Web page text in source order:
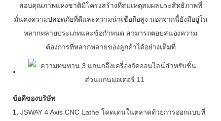
สอบคุณภาพแห่งชาติมีโครงสร้างที่สมเหตุสมผลประสิทธิภาพที่
มั่นคงความปลอดภัยที่ดีและความน่าเชื่อถือสูง นอกจากนี้ยังมีอยู่ใน
หลากหลายประเภทและข้อกำหนด สามารถตอบสนองความ
ต้องการที่หลากหลายของลูกค้าได้อย่างเต็มที่
ข้อดีของบริษัท
1. JSWAY 4 Axis CNC Lathe โดดเด่นในตลาดด้วยการออกแบบที่